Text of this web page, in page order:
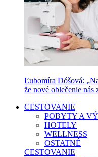
Ľubomíra Dóšová:
že nové oblečenie nás
CESTOVANIE
POBYTY A
HOTELY
WELLNESS
OSTATNÉ
CESTOVANIE